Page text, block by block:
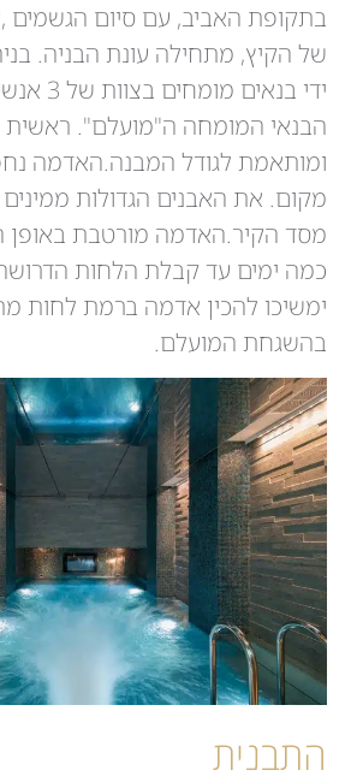
בתקופת האביב, עם סיום הגשמים
של הקיץ, מתחילה עונת הבניה.
ידי
הבנאי המומחה ה"מועלם".
ומותאמת לגודל המבנה.האדמה
מקום. את האבנים הגדולות ממינים
מסד הקיר.האדמה מורטבת באופן
כמה ימים עד קבלת הלחות
ימשיכו להכין אדמה ברמת לחות
בהשגחת המועלם.
התבנית